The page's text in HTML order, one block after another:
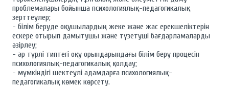
проблемалары бойынша психологиялық-педагогикалық
зерттеулер;
- білім беруде оқушылардың жеке және жас ерекшеліктерін
ескере отырып дамытушы және түзетуші бағдарламаларды
әзірлеу;
- әр түрлі типтегі оқу орындарындағы білім беру процесін
психологиялық-педагогикалық қолдау;
- мүмкіндігі шектеулі адамдарға психологиялық-
педагогикалық көмек көрсету.